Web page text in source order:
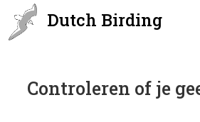
Dutch Birding
Controleren of je